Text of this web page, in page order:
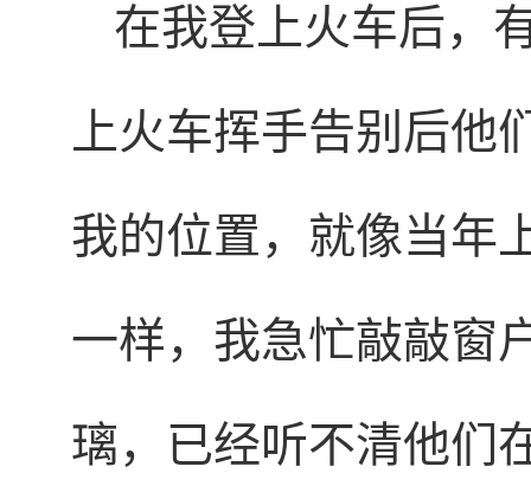
在我登上火车后，
上火车挥手告别后他
我的位置，就像当年
一样，我急忙敲敲窗
璃，已经听不清他们